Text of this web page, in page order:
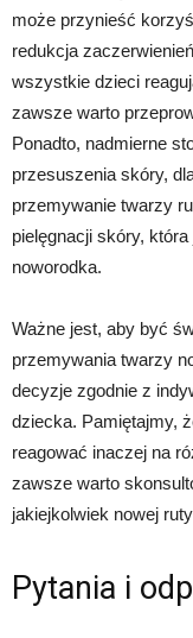
może przynieść
redukcja
wszystkie dzieci
zawsze warto
Ponadto, nadmierne
przesuszenia skóry,
przemywanie twarzy
pielęgnacji skóry,
noworodka.
Ważne jest, aby być
przemywania twarzy
decyzje zgodnie z
dziecka. Pamiętajmy,
reagować inaczej na
zawsze warto
jakiejkolwiek nowej
Pytania i